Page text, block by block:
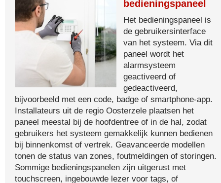
bedieningspaneel
Het bedieningspaneel is
de gebruikersinterface
van het systeem. Via dit
paneel wordt het
alarmsysteem
geactiveerd of
gedeactiveerd,
bijvoorbeeld met een code, badge of smartphone-app.
Installateurs uit de regio Oosterzele plaatsen het
paneel meestal bij de hoofdentree of in de hal, zodat
gebruikers het systeem gemakkelijk kunnen bedienen
bij binnenkomst of vertrek. Geavanceerde modellen
tonen de status van zones, foutmeldingen of storingen.
Sommige bedieningspanelen zijn uitgerust met
touchscreen, ingebouwde lezer voor tags, of